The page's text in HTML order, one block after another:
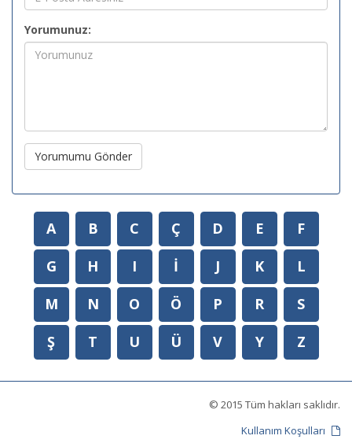
Yorumunuz:
Yorumumu Gönder
A B C Ç D E
F
G
H I İ J K
L
M
N O Ö P R
S
Ş
T U Ü V Y Z
© 2015 Tüm hakları saklıdır.
Kullanım Koşulları